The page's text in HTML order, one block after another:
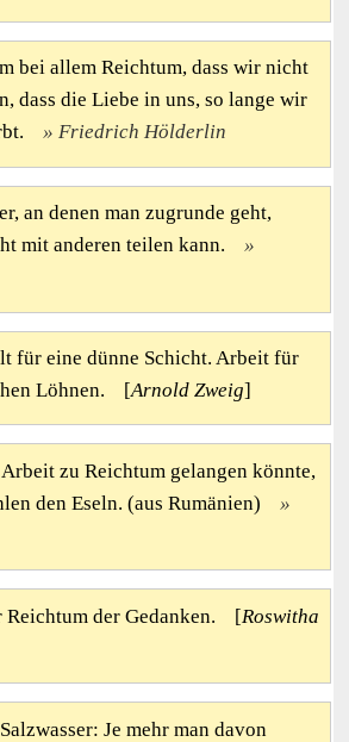
bei allem Reichtum, dass wir nicht
dass die Liebe in uns, so lange wir
Friedrich Hölderlin
an denen man zugrunde geht,
mit anderen teilen kann.
für eine dünne Schicht. Arbeit für
Löhnen. [Arnold Zweig]
zu Reichtum gelangen könnte,
den Eseln. (aus Rumänien)
Reichtum der Gedanken. [Roswitha
Je mehr man davon